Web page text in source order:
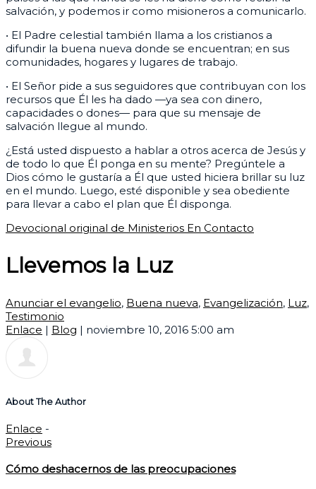
salvación, y podemos ir como misioneros a comunicarlo.
• El Padre celestial también llama a los cristianos a
difundir la buena nueva donde se encuentran; en sus
comunidades, hogares y lugares de trabajo.
• El Señor pide a sus seguidores que contribuyan con los
recursos que Él les ha dado —ya sea con dinero,
capacidades o dones— para que su mensaje de
salvación llegue al mundo.
¿Está usted dispuesto a hablar a otros acerca de Jesús y
de todo lo que Él ponga en su mente? Pregúntele a
Dios cómo le gustaría a Él que usted hiciera brillar su luz
en el mundo. Luego, esté disponible y sea obediente
para llevar a cabo el plan que Él disponga.
Devocional original de Ministerios En Contacto
Llevemos la Luz
Anunciar el evangelio, Buena nueva, Evangelización, Luz,
Testimonio
Enlace | Blog | noviembre 10, 2016 5:00 am
About The Author
Enlace -
Previous
Cómo deshacernos de las preocupaciones